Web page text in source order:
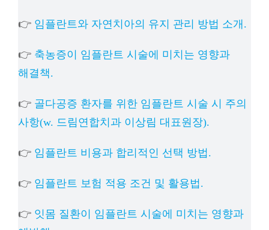
👉 임플란트와 자연치아의 유지 관리 방법 소개.
👉 축농증이 임플란트 시술에 미치는 영향과
해결책.
👉 골다공증 환자를 위한 임플란트 시술 시 주의
사항(w. 드림연합치과 이상림 대표원장).
👉 임플란트 비용과 합리적인 선택 방법.
👉 임플란트 보험 적용 조건 및 활용법.
👉 잇몸 질환이 임플란트 시술에 미치는 영향과